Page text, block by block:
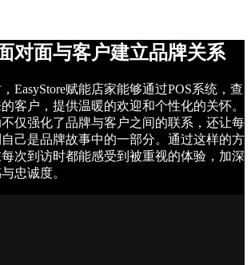
对面与客户建立品牌关系
EasyStore赋能店家能够通过POS系统，查
客户，提供温暖的欢迎和个性化的关怀。
仅强化了品牌与客户之间的联系，还让每
己是品牌故事中的一部分。通过这样的方
次到访时都能感受到被重视的体验，加深
忠诚度。